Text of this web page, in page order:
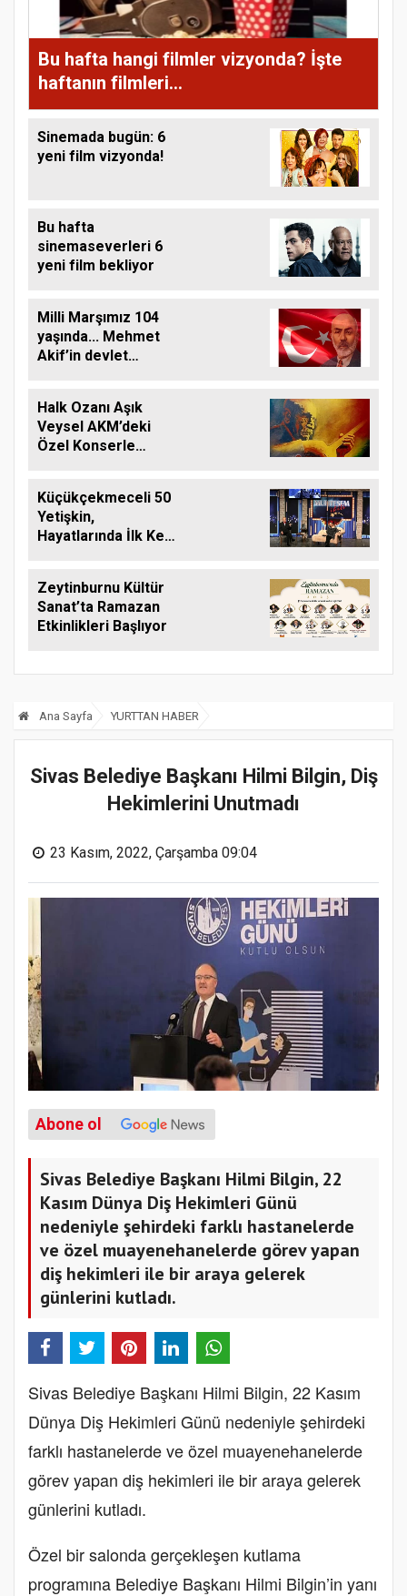
Bu hafta hangi filmler vizyonda? İşte
haftanın filmleri...
Sinemada bugün: 6
yeni film vizyonda!
Bu hafta
sinemaseverleri 6
yeni film bekliyor
Milli Marşımız 104
yaşında... Mehmet
Akif’in devlet
Halk Ozanı Aşık
Veysel AKM’deki
Özel Konserle
Küçükçekmeceli 50
Yetişkin,
Hayatlarında İlk Kez
Zeytinburnu Kültür
Sanat’ta Ramazan
Etkinlikleri Başlıyor
Ana Sayfa YURTTAN HABER
Sivas Belediye Başkanı Hilmi Bilgin, Diş
Hekimlerini Unutmadı
23 Kasım, 2022, Çarşamba 09:04
Abone ol
Sivas Belediye Başkanı Hilmi Bilgin, 22
Kasım Dünya Diş Hekimleri Günü
nedeniyle şehirdeki farklı hastanelerde
ve özel muayenehanelerde görev yapan
diş hekimleri ile bir araya gelerek
günlerini kutladı.
Sivas Belediye Başkanı Hilmi Bilgin, 22 Kasım
Dünya Diş Hekimleri Günü nedeniyle şehirdeki
farklı hastanelerde ve özel muayenehanelerde
görev yapan diş hekimleri ile bir araya gelerek
günlerini kutladı.
Özel bir salonda gerçekleşen kutlama
programına Belediye Başkanı Hilmi Bilgin’in yanı